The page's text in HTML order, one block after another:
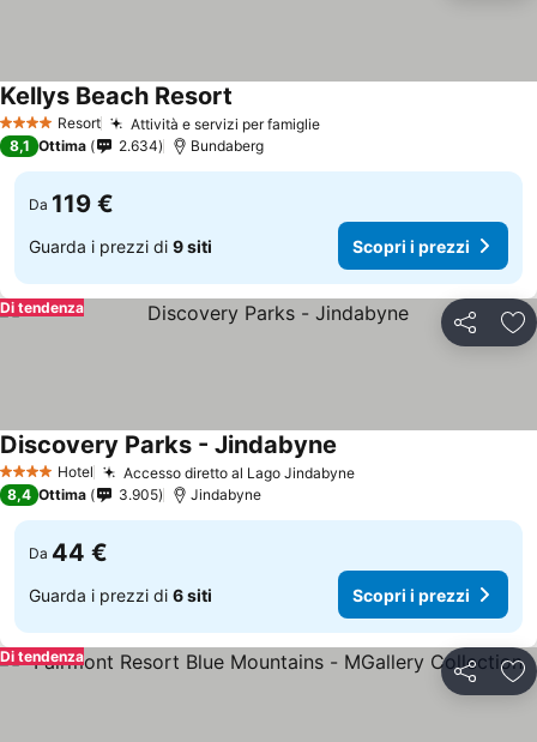
4 Stelle Resort Attività e servizi per famiglie
Kellys Beach Resort
8,1 Ottima 2.634 Bundaberg
Da 119 €
Guarda i prezzi di 9 siti Scopri i prezzi
Condividi
Di tendenza
4 Stelle Hotel Accesso diretto al Lago Jindabyne
Discovery Parks - Jindabyne
8,4 Ottima 3.905 Jindabyne
Da 44 €
Guarda i prezzi di 6 siti Scopri i prezzi
Condividi
Di tendenza